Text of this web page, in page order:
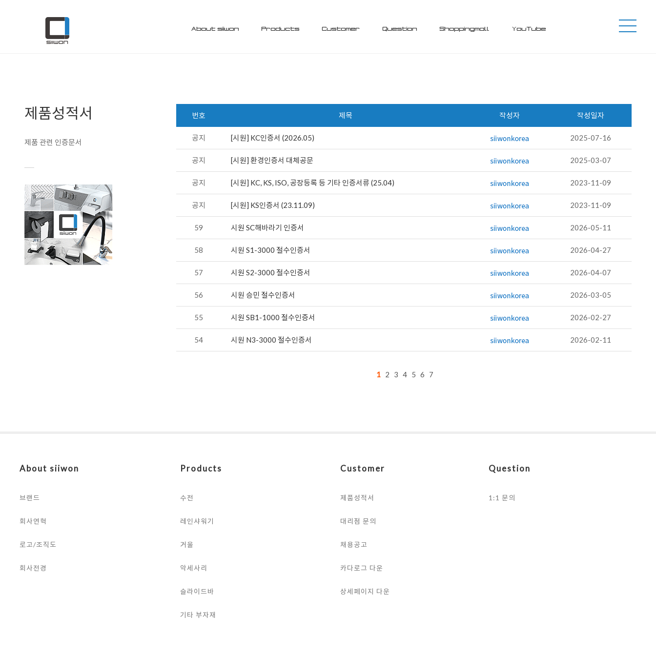
About siiwon Products Customer Question Shoppingmall YouTube
제품성적서
제품 관련 인증문서
번호 제목 작성자 작성일자
공지 [시원] KC인증서 (2026.05) 2025-07-16
공지 [시원] 환경인증서 대체공문 2025-03-07
공지 [시원] KC, KS, ISO, 공장등록 등 기타 인증서류 (25.04) 2023-11-09
공지 [시원] KS인증서 (23.11.09) 2023-11-09
59 시원 SC해바라기 인증서 2026-05-11
58 시원 S1-3000 절수인증서 2026-04-27
57 시원 S2-3000 절수인증서 2026-04-07
56 시원 승민 절수인증서 2026-03-05
55 시원 SB1-1000 절수인증서 2026-02-27
54 시원 N3-3000 절수인증서 2026-02-11
1 2 3 4 5 6 7
About siiwon
브랜드
회사연혁
로고/조직도
회사전경
Products
수전
레인샤워기
거울
악세사리
슬라이드바
기타 부자재
Customer
제품성적서
대리점 문의
채용공고
카다로그 다운
상세페이지 다운
Question
1:1 문의